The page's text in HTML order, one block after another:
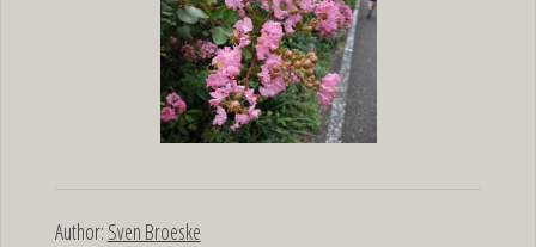
Author: Sven Broeske